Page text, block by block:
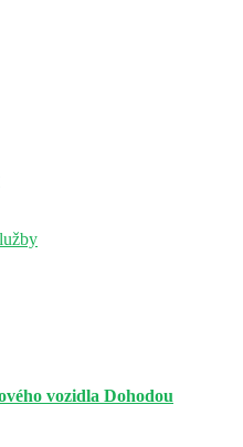
vozidla Dohodou